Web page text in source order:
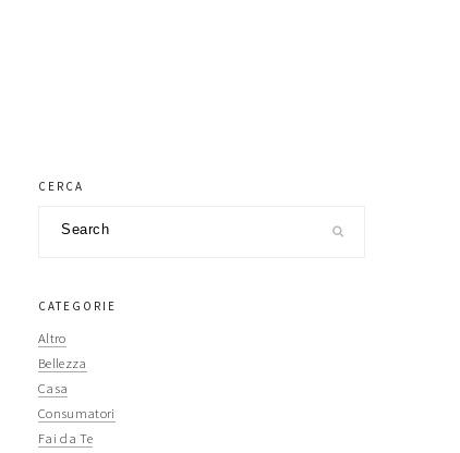
primary
sidebar
CERCA
CATEGORIE
Altro
Bellezza
Casa
Consumatori
Fai da Te